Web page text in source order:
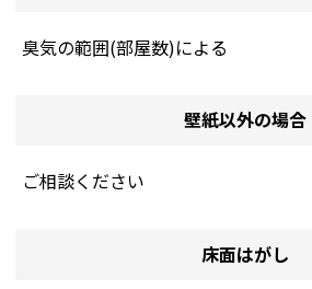
臭気の範囲(部屋数)による
壁紙以外の場合
ご相談ください
床面はがし